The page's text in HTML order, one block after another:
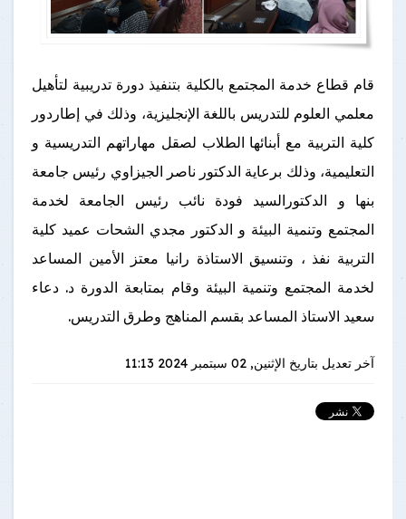
قام قطاع خدمة المجتمع بالكلية بتنفيذ دورة تدريبية لتأهيل
معلمي العلوم للتدريس باللغة الإنجليزية، وذلك في إطاردور
كلية التربية مع أبنائها الطلاب لصقل مهاراتهم التدريسية و
التعليمية، وذلك برعاية الدكتور ناصر الجيزاوي رئيس جامعة
بنها و الدكتورالسيد فودة نائب رئيس الجامعة لخدمة
المجتمع وتنمية البيئة و الدكتور مجدي الشحات عميد كلية
التربية نفذ ، وتنسيق الاستاذة رانيا معتز الأمين المساعد
لخدمة المجتمع وتنمية البيئة وقام بمتابعة الدورة د. دعاء
سعيد الاستاذ المساعد بقسم المناهج وطرق التدريس.
آخر تعديل بتاريخ الإثنين, 02 سبتمبر 2024 11:13